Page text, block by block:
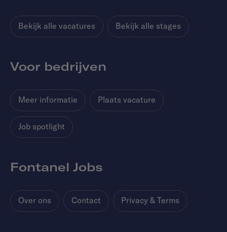
Bekijk alle vacatures Bekijk alle stages
Voor bedrijven
Meer informatie Plaats vacature
Job spotlight
Fontanel Jobs
Over ons Contact Privacy & Terms